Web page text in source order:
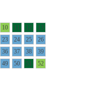
10 11 12
13
23 24 25
26
36 37 38
39
49 50 51 52